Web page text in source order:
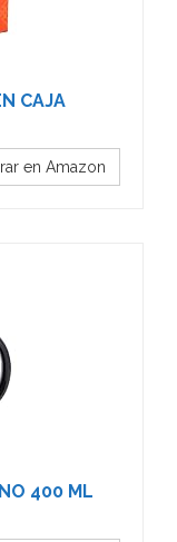
CAJA
en Amazon
400 ML